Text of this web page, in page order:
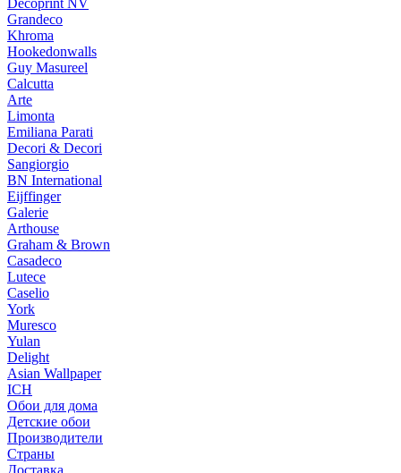
Decoprint NV
Grandeco
Khroma
Hookedonwalls
Guy Masureel
Calcutta
Arte
Limonta
Emiliana Parati
Decori & Decori
Sangiorgio
BN International
Eijffinger
Galerie
Arthouse
Graham & Brown
Casadeco
Lutece
Caselio
York
Muresco
Yulan
Delight
Asian Wallpaper
ICH
Обои для дома
Детские обои
Производители
Страны
Доставка